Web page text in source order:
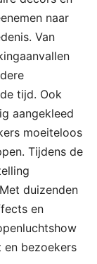
naar
Van
tijd. Ook
aangekleed
moeiteloos
Tijdens de
duizenden
en
bezoekers